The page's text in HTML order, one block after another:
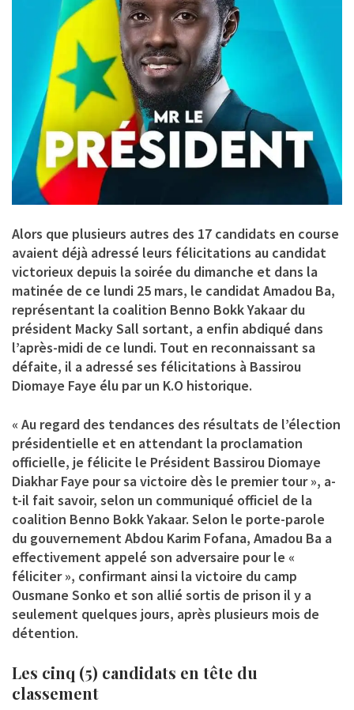
Alors que plusieurs autres des 17 candidats en course
avaient déjà adressé leurs félicitations au candidat
victorieux depuis la soirée du dimanche et dans la
matinée de ce lundi 25 mars, le candidat Amadou Ba,
représentant la coalition Benno Bokk Yakaar du
président Macky Sall sortant, a enfin abdiqué dans
l’après-midi de ce lundi. Tout en reconnaissant sa
défaite, il a adressé ses félicitations à Bassirou
Diomaye Faye élu par un K.O historique.
« Au regard des tendances des résultats de l’élection
présidentielle et en attendant la proclamation
officielle, je félicite le Président Bassirou Diomaye
Diakhar Faye pour sa victoire dès le premier tour », a-
t-il fait savoir, selon un communiqué officiel de la
coalition Benno Bokk Yakaar. Selon le porte-parole
du gouvernement Abdou Karim Fofana, Amadou Ba a
effectivement appelé son adversaire pour le «
féliciter », confirmant ainsi la victoire du camp
Ousmane Sonko et son allié sortis de prison il y a
seulement quelques jours, après plusieurs mois de
détention.
Les cinq (5) candidats en tête du
classement